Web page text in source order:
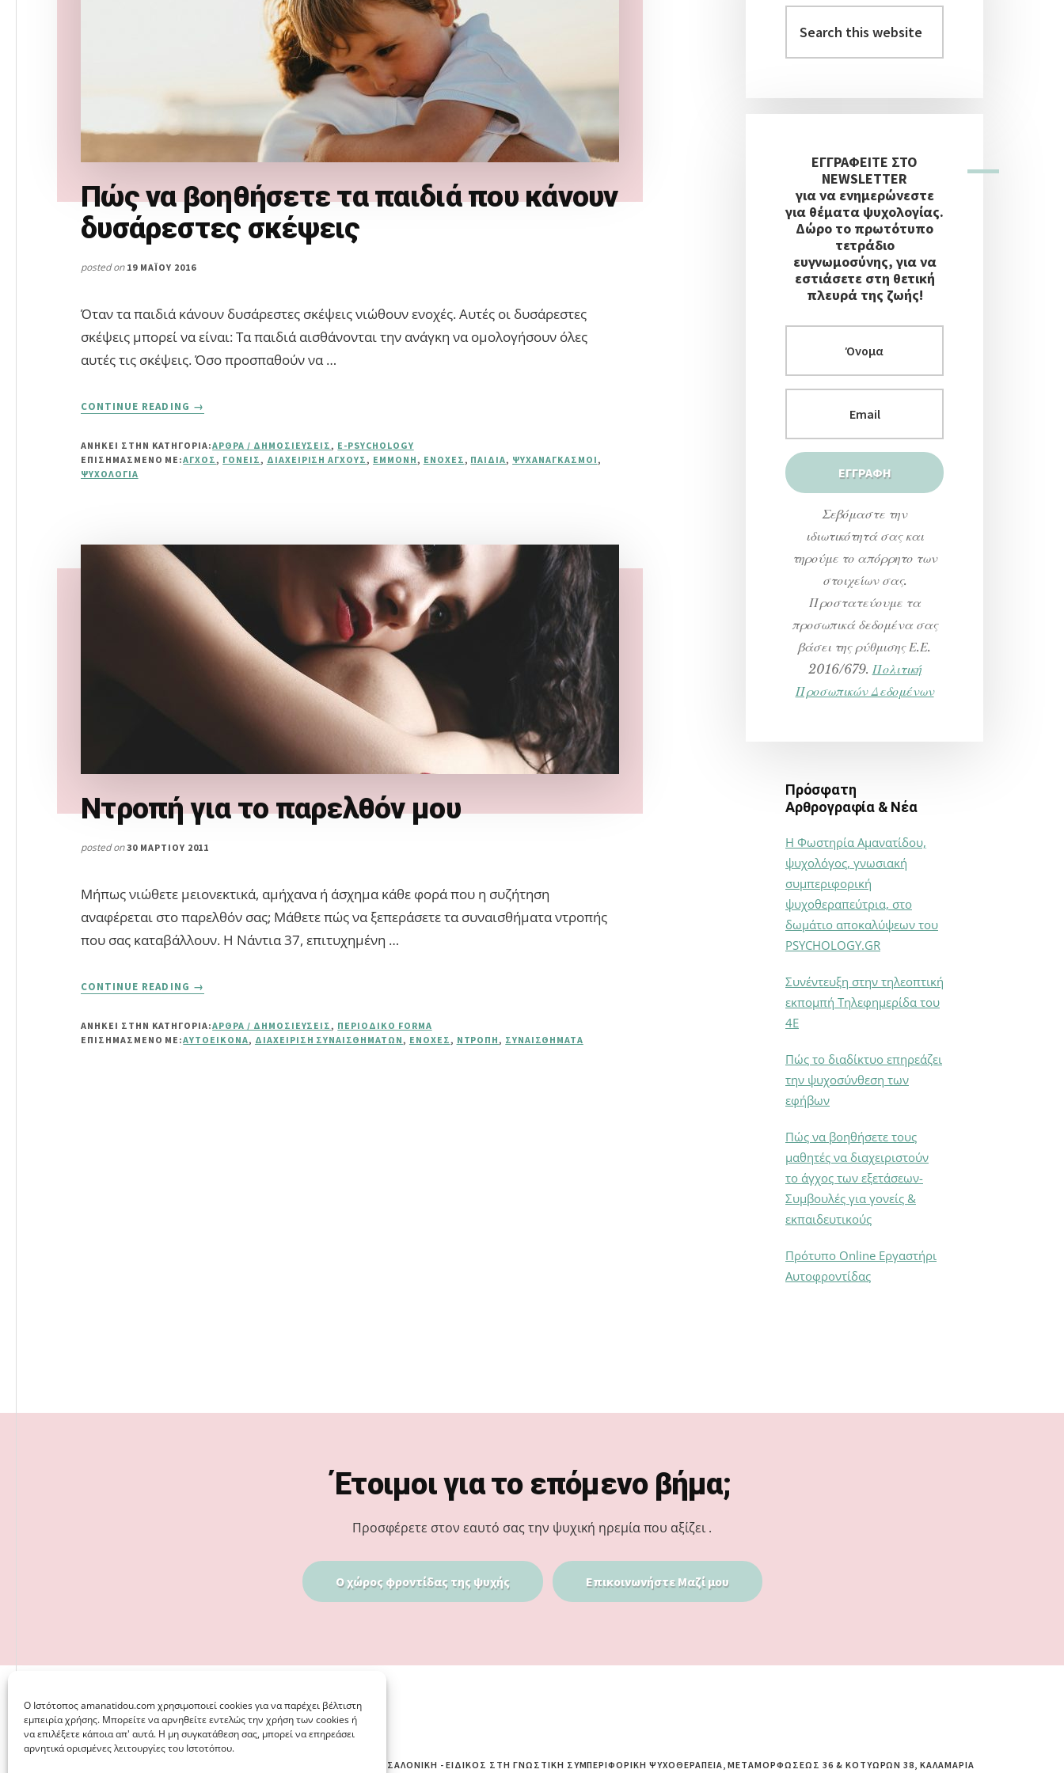
Ο Iστότοπος amanatidou.com χρησιμοποιεί cookies για να παρέχει βέλτιστη
εμπειρία χρήσης. Μπορείτε να αρνηθείτε εντελώς την χρήση των cookies ή
να επιλέξετε κάποια απ' αυτά. Η μη συγκατάθεση σας, μπορεί να επηρεάσει
αρνητικά ορισμένες λειτουργίες του Ιστοτόπου.
Πώς να βοηθήσετε τα παιδιά που κάνουν
δυσάρεστες σκέψεις
posted on 19 ΜΑΪ́ΟΥ 2016
Όταν τα παιδιά κάνουν δυσάρεστες σκέψεις νιώθουν ενοχές. Αυτές οι δυσάρεστες
σκέψεις μπορεί να είναι: Τα παιδιά αισθάνονται την ανάγκη να ομολογήσουν όλες
αυτές τις σκέψεις. Όσο προσπαθούν να …
CONTINUE READING
ΠΏΣ
ΒΟΗΘΉΣΕΤΕ
→
ΑΝΗΚΕΙ ΣΤΗΝ ΚΑΤΗΓΟΡΙΑ:ΆΡΘΡΑ / ΔΗΜΟΣΙΕΎΣΕΙΣ, E-PSYCHOLOGY
ΕΠΙΣΗΜΑΣΜΈΝΟ ΜΕ:ΆΓΧΟΣ, ΓΟΝΕΊΣ, ΔΙΑΧΕΊΡΙΣΗ ΆΓΧΟΥΣ, ΕΜΜΟΝΉ, ΕΝΟΧΈΣ, ΠΑΙΔΙΆ, ΨΥΧΑΝΑΓΚΑΣΜΟΊ,
ΨΥΧΟΛΟΓΊΑ
Ντροπή για το παρελθόν μου
posted on30 ΜΑΡΤΊΟΥ 2011
Μήπως νιώθετε μειονεκτικά, αμήχανα ή άσχημα κάθε φορά που η συζήτηση
αναφέρεται στο παρελθόν σας; Μάθετε πώς να ξεπεράσετε τα συναισθήματα ντροπής
που σας καταβάλλουν. Η Νάντια 37, επιτυχημένη …
CONTINUE READING
ΝΤΡΟΠΉ
ΤΟ
→
ΑΝΗΚΕΙ ΣΤΗΝ ΚΑΤΗΓΟΡΙΑ:ΆΡΘΡΑ / ΔΗΜΟΣΙΕΎΣΕΙΣ, ΠΕΡΙΟΔΙΚΌ FORMA
ΕΠΙΣΗΜΑΣΜΈΝΟ ΜΕ:ΑΥΤΟΕΙΚΌΝΑ, ΔΙΑΧΕΊΡΙΣΗ ΣΥΝΑΙΣΘΗΜΆΤΩΝ, ΕΝΟΧΈΣ, ΝΤΡΟΠΉ, ΣΥΝΑΙΣΘΉΜΑΤΑ
Στήλη
this
website
ΕΓΓΡΑΦΕΙΤΕ ΣΤΟ
NEWSLETTER
για να ενημερώνεστε
για θέματα ψυχολογίας.
Δώρο το πρωτότυπο
τετράδιο
ευγνωμοσύνης, για να
εστιάσετε στη θετική
πλευρά της ζωής!
Σεβόμαστε την
ιδιωτικότητά σας και
τηρούμε το απόρρητο των
στοιχείων σας.
Προστατεύουμε τα
προσωπικά δεδομένα σας
βάσει της ρύθμισης Ε.Ε.
2016/679. Πολιτική
Προσωπικών Δεδομένων
Πρόσφατη
Αρθρογραφία & Νέα
Η Φωστηρία Αμανατίδου,
ψυχολόγος, γνωσιακή
συμπεριφορική
ψυχοθεραπεύτρια, στο
δωμάτιο αποκαλύψεων του
PSYCHOLOGY.GR
Συνέντευξη στην τηλεοπτική
εκπομπή Τηλεφημερίδα του
4Ε
Πώς το διαδίκτυο επηρεάζει
την ψυχοσύνθεση των
εφήβων
Πώς να βοηθήσετε τους
μαθητές να διαχειριστούν
το άγχος των εξετάσεων-
Συμβουλές για γονείς &
εκπαιδευτικούς
Πρότυπο Online Εργαστήρι
Αυτοφροντίδας
Έτοιμοι για το επόμενο βήμα;
Προσφέρετε στον εαυτό σας την ψυχική ηρεμία που αξίζει .
Ο χώρος φροντίδας της ψυχής Επικοινωνήστε Μαζί μου
© 2026 · ΦΩΣΤΗΡΊΑ ΑΜΑΝΑΤΊΔΟΥ, ΨΥΧΟΛΌΓΟΣ ΚΑΛΑΜΑΡΙΆ ΘΕΣΣΑΛΟΝΊΚΗ - ΕΙΔΙΚΌΣ ΣΤΗ ΓΝΩΣΤΙΚΉ ΣΥΜΠΕΡΙΦΟΡΙΚΉ ΨΥΧΟΘΕΡΑΠΕΊΑ, ΜΕΤΑΜΟΡΦΏΣΕΩΣ 36 & ΚΟΤΥΏΡΩΝ 38, ΚΑΛΑΜΑΡΙΆ